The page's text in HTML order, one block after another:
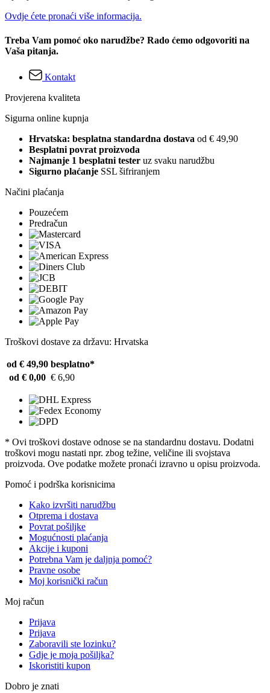
Ovdje ćete pronaći više informacija.
Treba Vam pomoć oko narudžbe? Rado ćemo odgovoriti na
Vaša pitanja.
Kontakt
Provjerena kvaliteta
Sigurna online kupnja
Hrvatska: besplatna standardna dostava od € 49,90
Besplatni povrat proizvoda
Najmanje 1 besplatni tester uz svaku narudžbu
Sigurno plaćanje SSL šifriranjem
Načini plaćanja
Pouzećem
Predračun
Troškovi dostave za državu: Hrvatska
od € 49,90 besplatno*
od € 0,00 € 6,90
* Ovi troškovi dostave odnose se na standardnu ​​dostavu. Dodatni
troškovi mogu nastati npr. zbog težine, veličine ili svojstava
proizvoda. Ove podatke možete pronaći izravno u opisu proizvoda.
Pomoć i podrška korisnicima
Kako izvršiti narudžbu
Otprema i dostava
Povrat pošiljke
Mogućnosti plaćanja
Akcije i kuponi
Potrebna Vam je daljnja pomoć?
Pravne osobe
Moj korisnički račun
Moj račun
Prijava
Prijava
Zaboravili ste lozinku?
Gdje je moja pošiljka?
Iskoristiti kupon
Dobro je znati